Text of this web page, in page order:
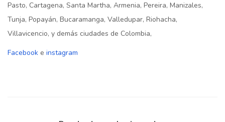
Pasto, Cartagena, Santa Martha, Armenia, Pereira, Manizales,
Tunja, Popayán, Bucaramanga, Valledupar, Riohacha,
Villavicencio, y demás ciudades de Colombia,
Facebook e instagram